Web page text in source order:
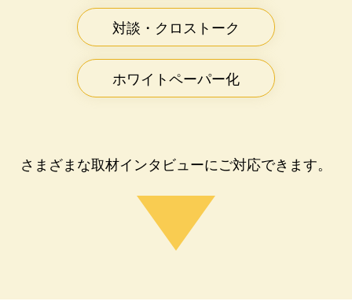
対談・クロストーク
ホワイトペーパー化
さまざまな取材インタビューにご対応できます。